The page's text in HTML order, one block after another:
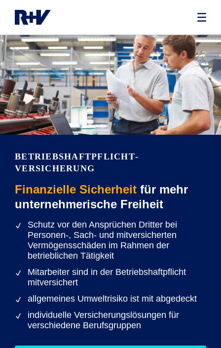
BETRIEBS­HAFTPFLICHT­
VERSICHERUNG
Finanzielle Sicherheit für mehr
unternehmerische Freiheit
Schutz vor den Ansprüchen Dritter bei
Personen-, Sach- und mitversicherten
Vermögensschäden im Rahmen der
betrieblichen Tätigkeit
Mitarbeiter sind in der Betriebshaftpflicht
mitversichert
allgemeines Umweltrisiko ist mit abgedeckt
individuelle Versicherungslösungen für
verschiedene Berufsgruppen